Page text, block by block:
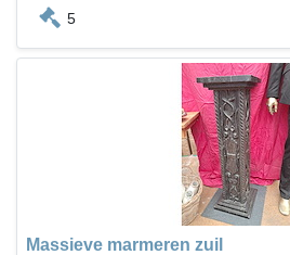
5
Massieve marmeren zuil